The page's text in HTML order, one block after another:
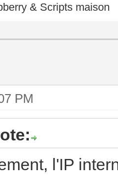
& Scripts maison
PM
l'IP